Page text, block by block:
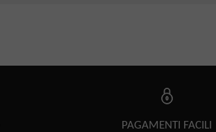
PAGAMENTI FACILI